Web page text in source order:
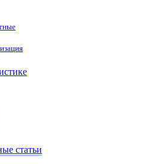
статьи